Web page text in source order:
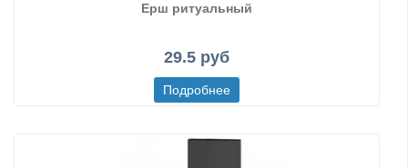
Ерш ритуальный
29.5 руб